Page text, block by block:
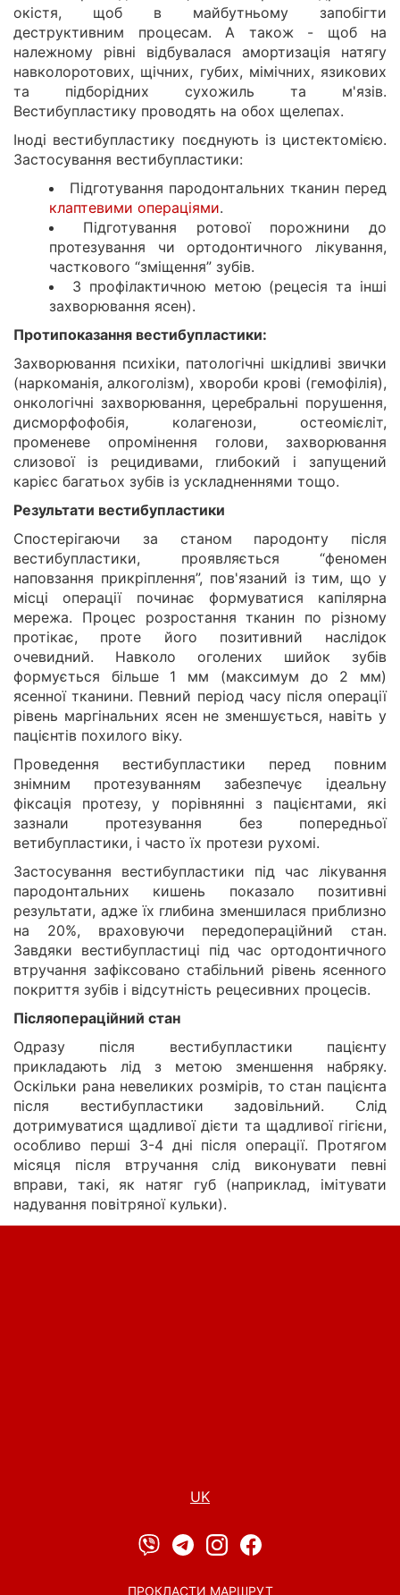
окістя, щоб в майбутньому запобігти
деструктивним процесам. А також - щоб на
належному рівні відбувалася амортизація натягу
навколоротових, щічних, губих, мімічних, язикових
та підборідних сухожиль та м'язів.
Вестибупластику проводять на обох щелепах.
Іноді вестибупластику поєднують із цистектомією.
Застосування вестибупластики:
Підготування пародонтальних тканин перед
клаптевими операціями.
Підготування ротової порожнини до
протезування чи ортодонтичного лікування,
часткового “зміщення” зубів.
З профілактичною метою (рецесія та інші
захворювання ясен).
Протипоказання вестибупластики:
Захворювання психіки, патологічні шкідливі звички
(наркоманія, алкоголізм), хвороби крові (гемофілія),
онкологічні захворювання, церебральні порушення,
дисморфофобія, колагенози, остеомієліт,
променеве опромінення голови, захворювання
слизової із рецидивами, глибокий і запущений
карієс багатьох зубів із ускладненнями тощо.
Результати вестибупластики
Спостерігаючи за станом пародонту після
вестибупластики, проявляється “феномен
наповзання прикріплення”, пов'язаний із тим, що у
місці операції починає формуватися капілярна
мережа. Процес розростання тканин по різному
протікає, проте його позитивний наслідок
очевидний. Навколо оголених шийок зубів
формується більше 1 мм (максимум до 2 мм)
ясенної тканини. Певний період часу після операції
рівень маргінальних ясен не зменшується, навіть у
пацієнтів похилого віку.
Проведення вестибупластики перед повним
знімним протезуванням забезпечує ідеальну
фіксація протезу, у порівнянні з пацієнтами, які
зазнали протезування без попередньої
ветибупластики, і часто їх протези рухомі.
Застосування вестибупластики під час лікування
пародонтальних кишень показало позитивні
результати, адже їх глибина зменшилася приблизно
на 20%, враховуючи передопераційний стан.
Завдяки вестибупластиці під час ортодонтичного
втручання зафіксовано стабільний рівень ясенного
покриття зубів і відсутність рецесивних процесів.
Післяопераційний стан
Одразу після вестибупластики пацієнту
прикладають лід з метою зменшення набряку.
Оскільки рана невеликих розмірів, то стан пацієнта
після вестибупластики задовільний. Слід
дотримуватися щадливої дієти та щадливої гігієни,
особливо перші 3-4 дні після операції. Протягом
місяця після втручання слід виконувати певні
вправи, такі, як натяг губ (наприклад, імітувати
надування повітряної кульки).
UK
ПРОКЛАСТИ МАРШРУТ